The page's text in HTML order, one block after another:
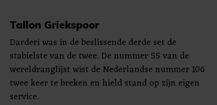
Tallon Griekspoor
Darderi was in de beslissende derde set de
stabielste van de twee. De nummer 55 van de
wereldranglijst wist de Nederlandse nummer 106
twee keer te breken en hield stand op zijn eigen
service.